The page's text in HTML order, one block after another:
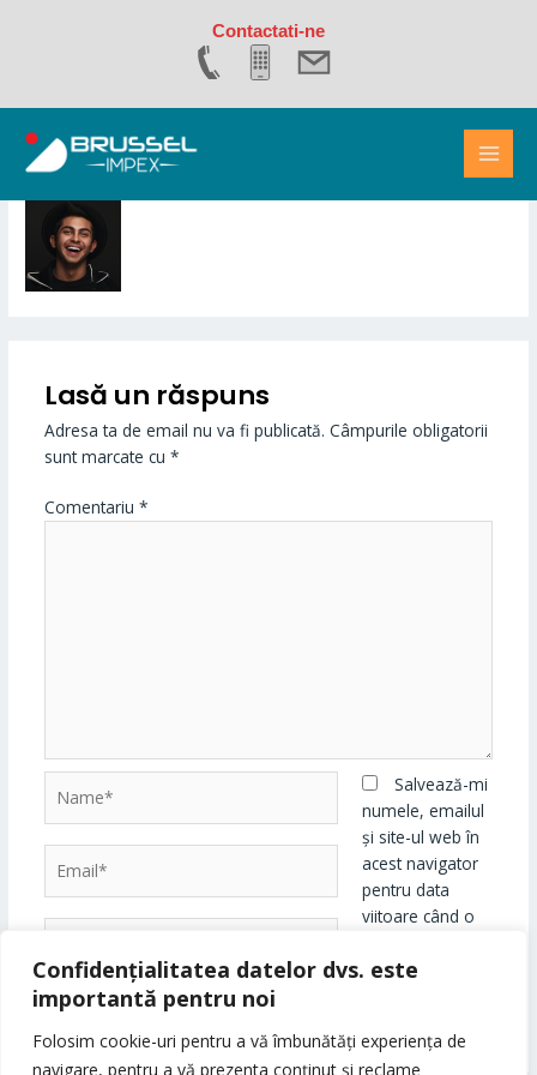
Confidențialitatea datelor dvs. este
importantă pentru noi
Folosim cookie-uri pentru a vă îmbunătăți experiența de
navigare, pentru a vă prezenta conținut și reclame
Contactati-ne
Leave a Comment / By
Lasă un răspuns
Adresa ta de email nu va fi publicată. Câmpurile obligatorii
sunt marcate cu *
Comentariu *
Website
Salvează-mi
numele, emailul
și site-ul web în
acest navigator
pentru data
viitoare când o